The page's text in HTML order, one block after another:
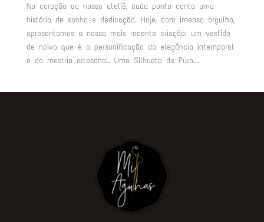
No coração do nosso ateliê, cada ponto conta uma
história de sonho e dedicação. Hoje, com imenso orgulho,
apresentamos a nossa mais recente criação: um vestido
de noiva que é a personificação da elegância intemporal
e da mestria artesanal. Uma Silhueta de Pura...